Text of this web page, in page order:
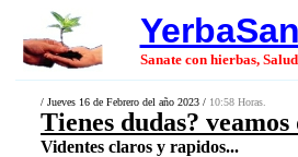
Sanate con hierbas,
/ Jueves 16 de Febrero del año 2023 / 10:58 Horas.
Tienes dudas?
Videntes claros y rapidos...